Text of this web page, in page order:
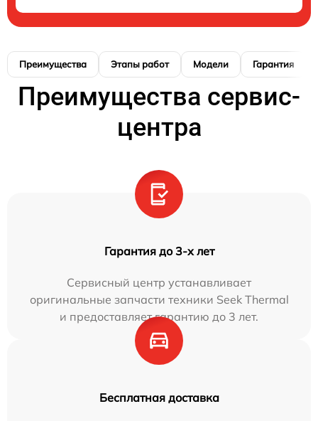
Преимущества Этапы работ Модели Гарантия
Преимущества сервис-
центра
Гарантия до 3-х лет
Сервисный центр устанавливает
оригинальные запчасти техники Seek Thermal
и предоставляет гарантию до 3 лет.
Бесплатная доставка